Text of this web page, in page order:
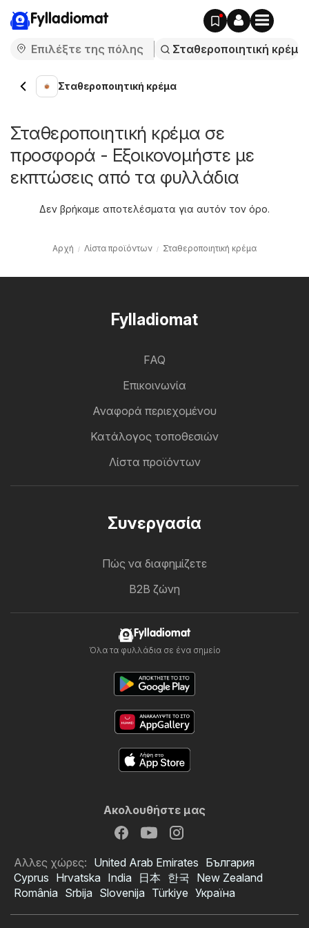
Fylladiomat
Σταθεροποιητική κρέμα
Σταθεροποιητική κρέμα σε
προσφορά - Εξοικονομήστε με
εκπτώσεις από τα φυλλάδια
Δεν βρήκαμε αποτελέσματα για αυτόν τον όρο.
Αρχή Λίστα προϊόντων Σταθεροποιητική κρέμα
Fylladiomat
FAQ
Επικοινωνία
Αναφορά περιεχομένου
Κατάλογος τοποθεσιών
Λίστα προϊόντων
Συνεργασία
Πώς να διαφημίζετε
B2B ζώνη
Fylladiomat
Όλα τα φυλλάδια σε ένα σημείο
Ακολουθήστε μας
Αλλες χώρες: United Arab Emirates България
Cyprus Hrvatska India 日本 한국 New Zealand
România Srbija Slovenija Türkiye Україна